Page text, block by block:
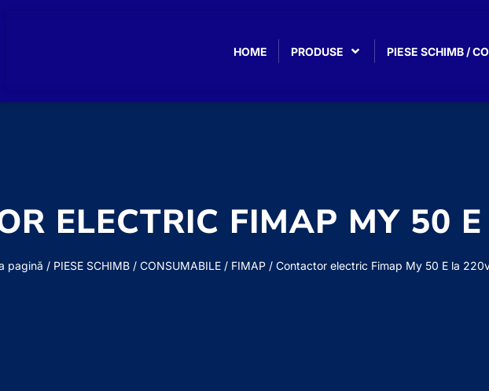
HOME PRODUSE PIESE SCHIMB /
ELECTRIC FIMAP MY 50
pagină / PIESE SCHIMB / CONSUMABILE/ FIMAP/ Contactor electric Fimap My 50 E la